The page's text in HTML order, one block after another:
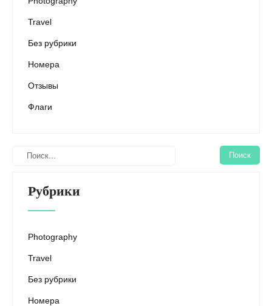
Travel
Без рубрики
Номера
Отзывы
Флаги
Рубрики
Photography
Travel
Без рубрики
Номера